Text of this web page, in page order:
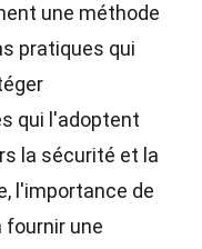
une méthode
pratiques qui
qui l'adoptent
la sécurité et la
l'importance de
fournir une